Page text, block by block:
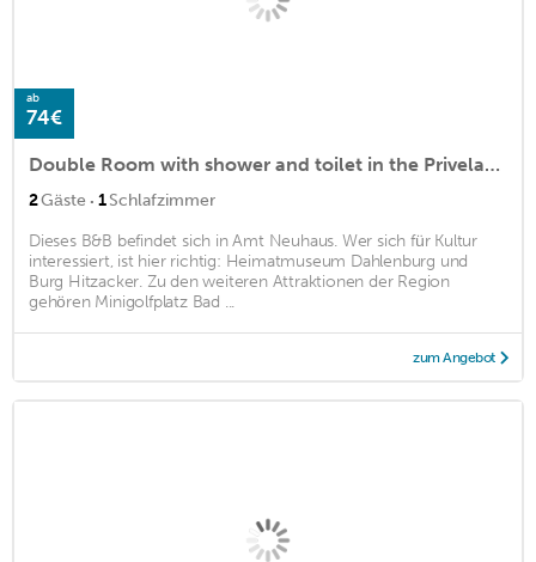
ab
74€
Double Room with shower and toilet in the Privelack paradise garden
2Gäste · 1Schlafzimmer
Dieses B&B befindet sich in Amt Neuhaus. Wer sich für Kultur
interessiert, ist hier richtig: Heimatmuseum Dahlenburg und
Burg Hitzacker. Zu den weiteren Attraktionen der Region
gehören Minigolfplatz Bad ...
zum Angebot